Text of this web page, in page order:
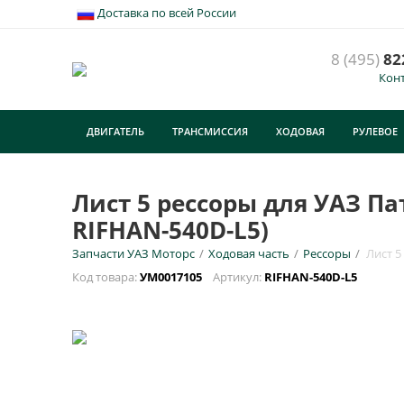
Доставка по всей России
8 (495)
ДВИГАТЕЛЬ ТРАНСМИССИЯ ХОДОВАЯ РУЛЕВОЕ
Лист 5 рессоры для УАЗ
RIFHAN-540D-L5)
Запчасти УАЗ Моторс / Ходовая часть / Рессоры / Лист
Код товара:УМ0017105 Артикул: RIFHAN-540D-L5